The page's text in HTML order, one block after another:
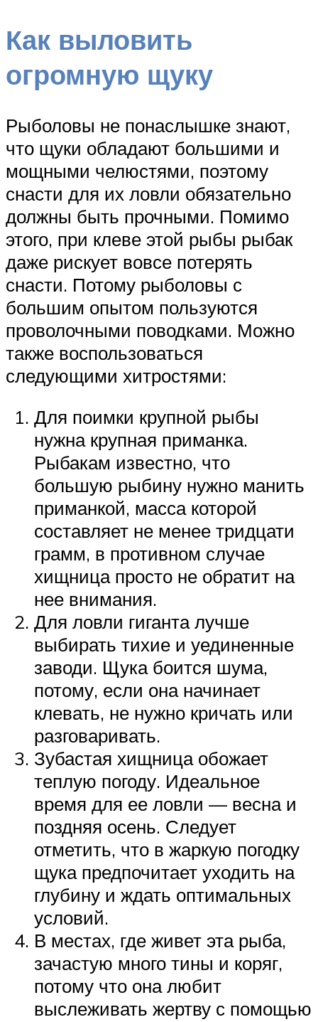
Как выловить
огромную щуку
Рыболовы не понаслышке знают,
что щуки обладают большими и
мощными челюстями, поэтому
снасти для их ловли обязательно
должны быть прочными. Помимо
этого, при клеве этой рыбы рыбак
даже рискует вовсе потерять
снасти. Потому рыболовы с
большим опытом пользуются
проволочными поводками. Можно
также воспользоваться
следующими хитростями:
Для поимки крупной рыбы
нужна крупная приманка.
Рыбакам известно, что
большую рыбину нужно манить
приманкой, масса которой
составляет не менее тридцати
грамм, в противном случае
хищница просто не обратит на
нее внимания.
Для ловли гиганта лучше
выбирать тихие и уединенные
заводи. Щука боится шума,
потому, если она начинает
клевать, не нужно кричать или
разговаривать.
Зубастая хищница обожает
теплую погоду. Идеальное
время для ее ловли — весна и
поздняя осень. Следует
отметить, что в жаркую погодку
щука предпочитает уходить на
глубину и ждать оптимальных
условий.
В местах, где живет эта рыба,
зачастую много тины и коряг,
потому что она любит
выслеживать жертву с помощью